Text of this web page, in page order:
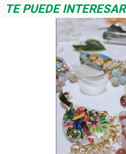
TE PUEDE INTERESAR